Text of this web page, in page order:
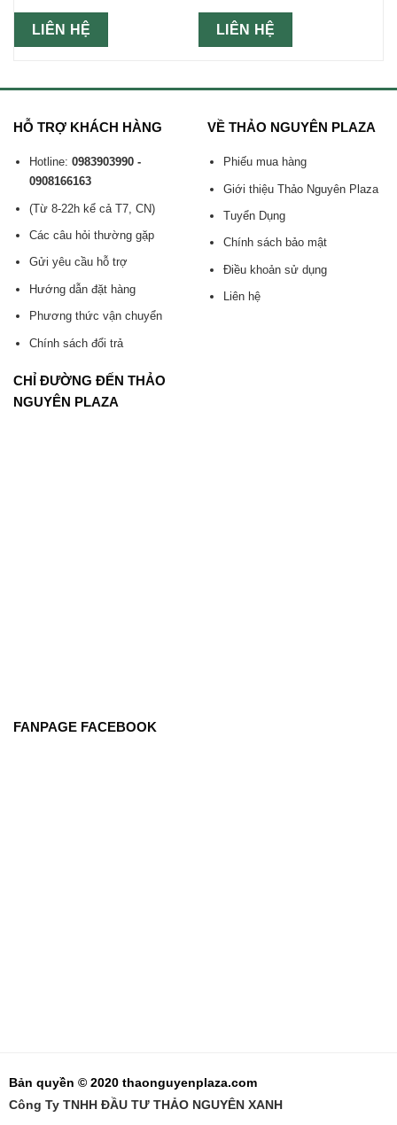
LIÊN HỆ LIÊN HỆ
HỖ TRỢ KHÁCH HÀNG
Hotline: 0983903990 -
0908166163
(Từ 8-22h kể cả T7, CN)
Các câu hỏi thường gặp
Gửi yêu cầu hỗ trợ
Hướng dẫn đặt hàng
Phương thức vận chuyển
Chính sách đổi trả
VỀ THẢO NGUYÊN PLAZA
Phiếu mua hàng
Giới thiệu Thảo Nguyên Plaza
Tuyển Dụng
Chính sách bảo mật
Điều khoản sử dụng
Liên hệ
CHỈ ĐƯỜNG ĐẾN THẢO
NGUYÊN PLAZA
FANPAGE FACEBOOK
Bản quyền © 2020 thaonguyenplaza.com
Công Ty TNHH ĐẦU TƯ THẢO NGUYÊN XANH